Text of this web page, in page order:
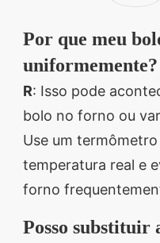
Por que meu
uniformemente?
R: Isso pode
bolo no forno ou
Use um
temperatura real e
forno
Posso substituir